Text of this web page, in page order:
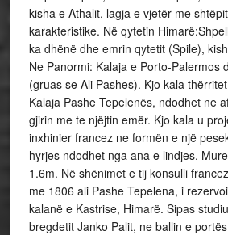
kisha e Athalit, lagja e vjetër me
karakteristike. Në qytetin
ka dhënë dhe emrin qytetit (Spile),
Ne Panormi: Kalaja e Porto-Palermos
(gruas se Ali Pashes). Kjo kala
Kalaja Pashe Tepelenës, ndodhet ne
gjirin me te njëjtin emër. Kjo kala u
inxhinier francez ne formën e një
hyrjes ndodhet nga ana e lindjes.
1.6m. Në shënimet e tij konsulli
me 1806 ali Pashe Tepelena, i
kalanë e Kastrise, Himarë. Sipas
bregdetit Janko Palit, ne ballin e